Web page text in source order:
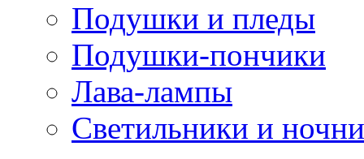
Подушки и пледы
Подушки-пончики
Лава-лампы
Светильники и